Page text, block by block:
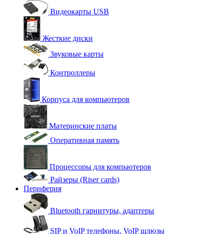
Видеокарты USB
Жесткие диски
Звуковые карты
Контроллеры
Корпуса для компьютеров
Материнские платы
Оперативная память
Процессоры для компьютеров
Райзеры (Riser cards)
Периферия
Bluetooth гарнитуры, адаптеры
SIP и VoIP телефоны, VoIP шлюзы